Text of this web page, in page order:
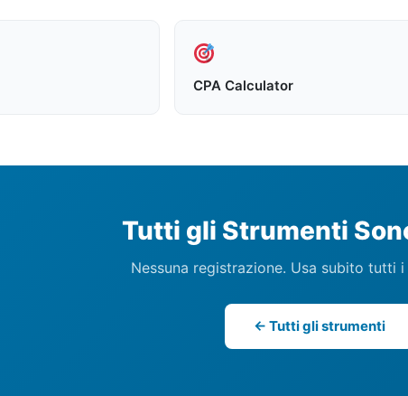
CPA Calculator
Tutti gli Strumenti
Nessuna registrazione. Usa subito tutti
← Tutti gli strumenti